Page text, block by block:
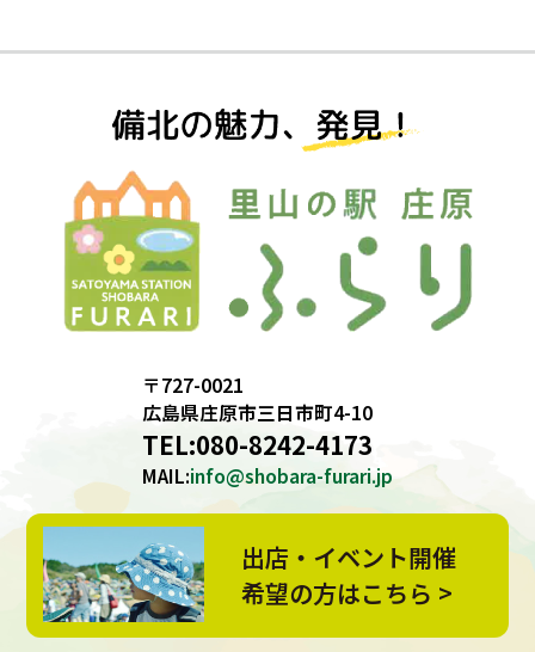
〒727-0021
広島県庄原市三日市町4-10
TEL:080-8242-4173
MAIL:info@shobara-furari.jp
出店・イベント開催
希望の方はこちら >